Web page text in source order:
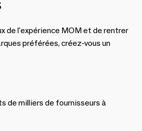
de l'expérience MOM et de rentrer
préférées, créez-vous un
de milliers de fournisseurs à